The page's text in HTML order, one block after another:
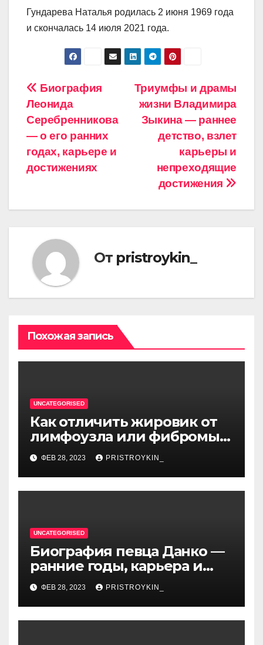
Гундарева Наталья родилась 2 июня 1969 года
и скончалась 14 июля 2021 года.
Навигация
по
записям
Триумфы и драмы
жизни Владимира
Зыкина — раннее
детство, взлет
карьеры и
непреходящие
достижения
Биография
Леонида
Серебренникова
— о его ранних
годах, карьере и
достижениях
От pristroykin_
Похожая запись
UNCATEGORISED
Как отличить жировик от
лимфоузла или фибромы
мягких тканей или
гемангиомы
ФЕВ 28, 2023 PRISTROYKIN_
UNCATEGORISED
Биография певца Данко —
ранние годы, карьера и
личная жизнь — все, что вы
хотели знать о
талантливом артисте
ФЕВ 28, 2023 PRISTROYKIN_